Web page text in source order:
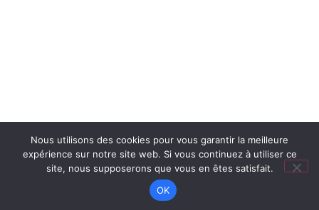
Nous utilisons des cookies pour vous garantir la meilleure
expérience sur notre site web. Si vous continuez à utiliser ce
site, nous supposerons que vous en êtes satisfait.
OK